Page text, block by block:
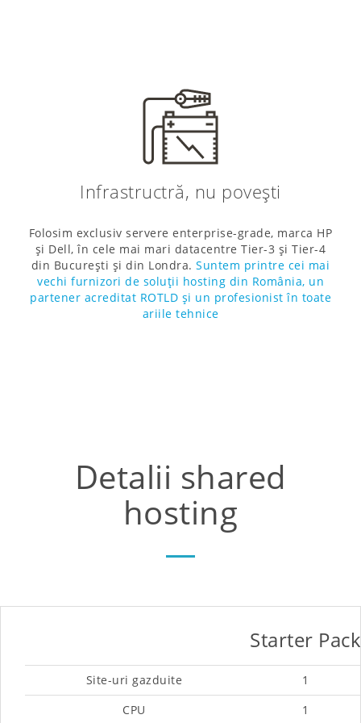
Infrastructră, nu povești
Folosim exclusiv servere enterprise-grade, marca HP
și Dell, în cele mai mari datacentre Tier-3 și Tier-4
din București și din Londra.Suntem printre cei mai
vechi furnizori de soluții hosting din România, un
partener acreditat ROTLD și un profesionist în toate
ariile tehnice
Detalii shared
hosting
Starter Pack
Site-uri gazduite
1
CPU
1